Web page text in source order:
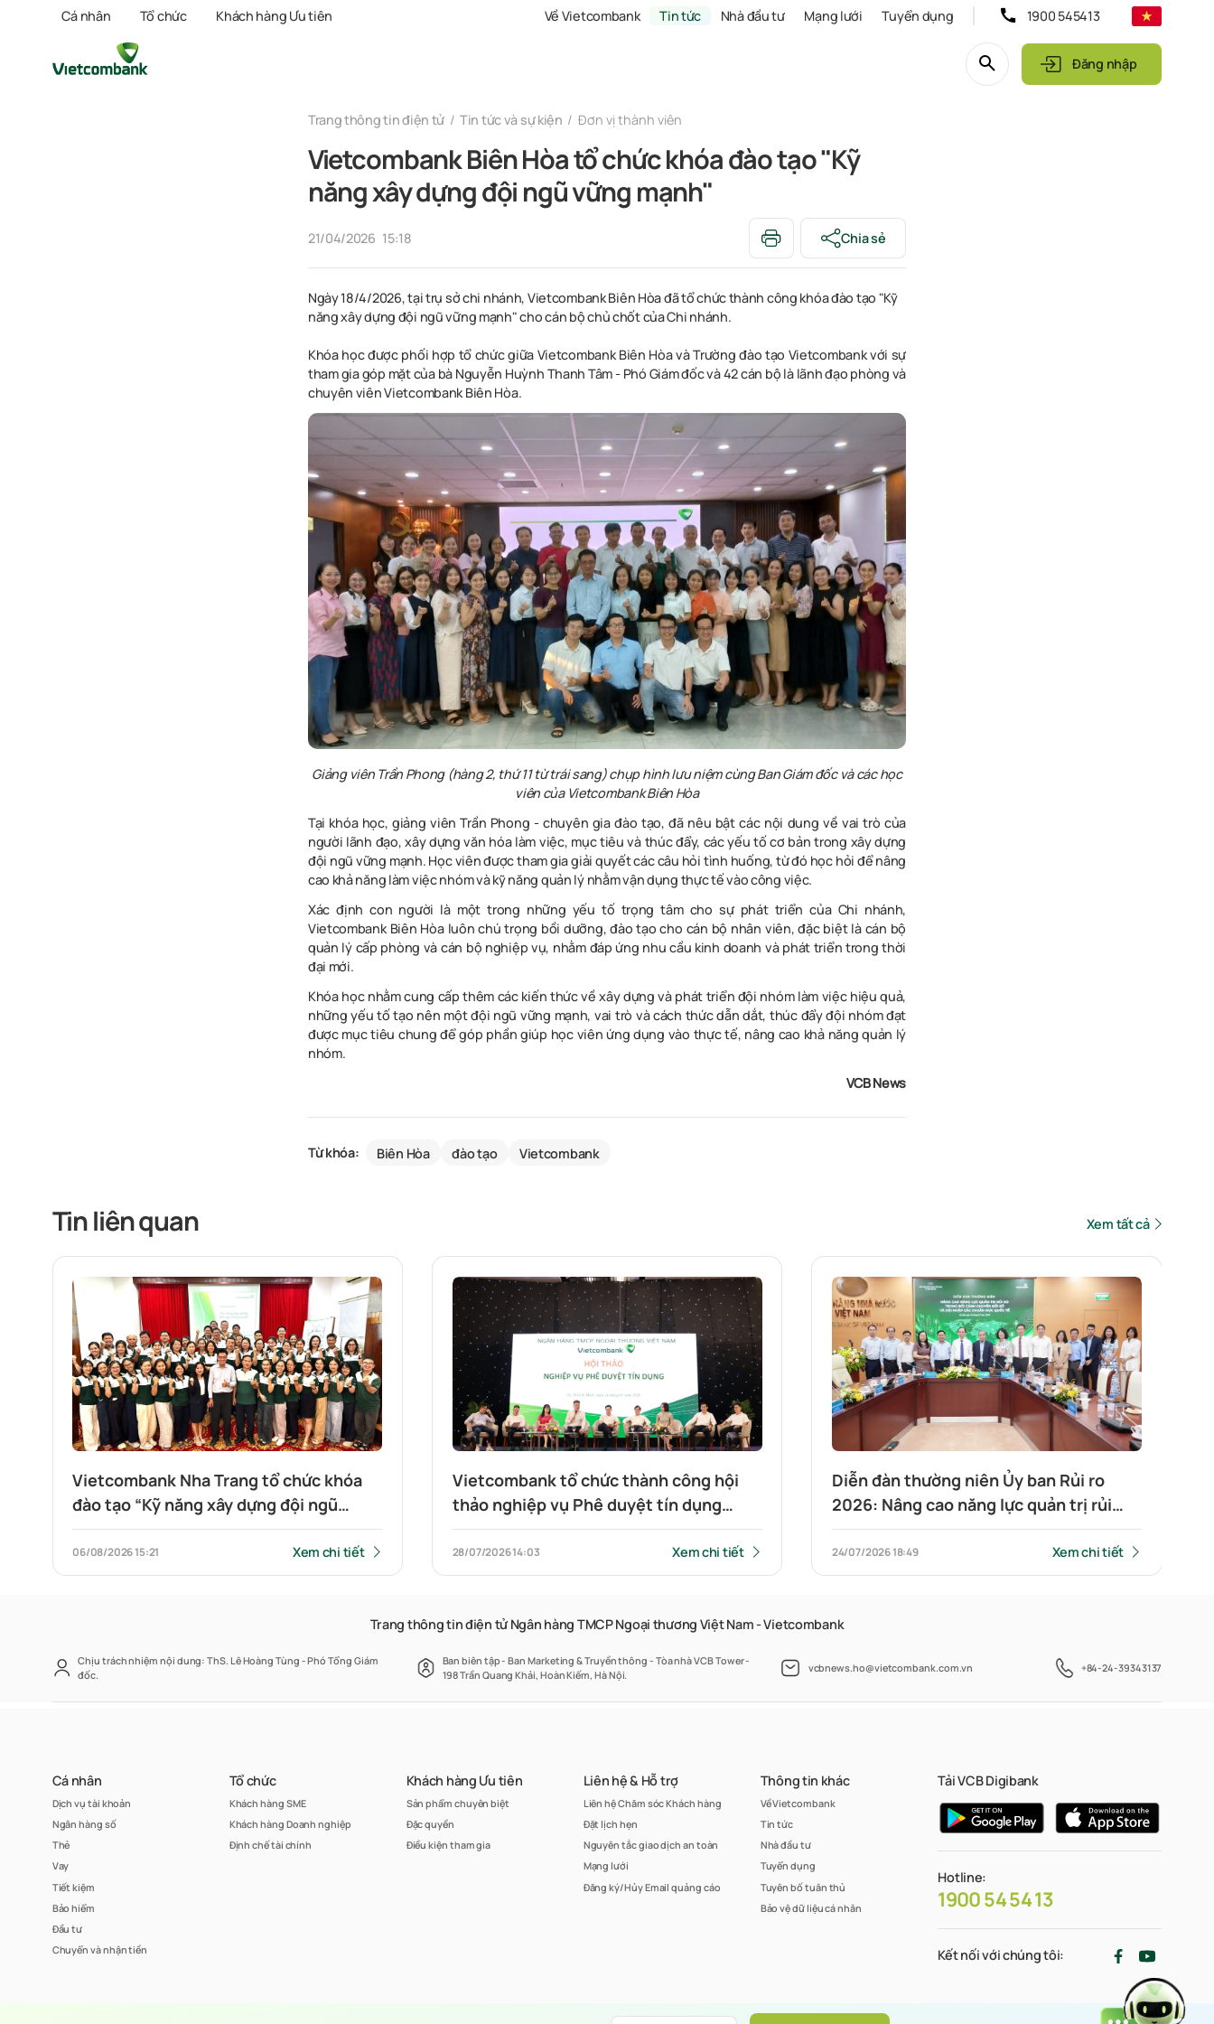
Cá nhân Tổ chức Khách hàng Ưu tiên Về Vietcombank Tin tức Nhà đầu tư Mạng lưới Tuyển dụng 1900 545413
Đăng nhập
Trang thông tin điện tử Tin tức và sự kiện Đơn vị thành viên
Vietcombank Biên Hòa tổ chức khóa đào tạo "Kỹ
năng xây dựng đội ngũ vững mạnh"
21/04/2026 15:18 Chia sẻ
Ngày 18/4/2026, tại trụ sở chi nhánh, Vietcombank Biên Hòa đã tổ chức thành công khóađào tạo "Kỹ
năng xây dựng đội ngũ vững mạnh" cho cán bộ chủ chốt của Chi nhánh.
Khóa học được phối hợp tổ chức giữa Vietcombank Biên Hòa và Trường đào tạo Vietcombank với sự
tham gia góp mặt của bà Nguyễn Huỳnh Thanh Tâm - Phó Giám đốc và 42 cán bộ là lãnh đạo phòng và
chuyên viên Vietcombank Biên Hòa.
Giảng viên Trần Phong (hàng 2, thứ 11 từ trái sang) chụp hình lưu niệm cùng Ban Giám đốc và các học
viên của Vietcombank Biên Hòa
Tại khóa học,giảng viên Trần Phong - chuyên gia đào tạo, đã nêu bật các nội dung về vai trò của
người lãnh đạo, xây dựng văn hóa làm việc, mục tiêu và thúc đẩy, các yếu tố cơ bản trong xây dựng
đội ngũ vững mạnh. Học viên được tham gia giải quyết các câu hỏi tình huống, từ đó học hỏi để nâng
cao khả năng làm việc nhóm và kỹ năng quản lý nhằm vận dụng thực tế vào công việc.
Xác định con người là một trong những yếu tố trọng tâm cho sự phát triển của Chi nhánh,
Vietcombank Biên Hòa luôn chú trọng bồi dưỡng, đào tạo cho cán bộ nhân viên, đặc biệt là cán bộ
quản lý cấp phòng và cán bộ nghiệp vụ, nhằm đáp ứng nhu cầu kinh doanh và phát triển trong thời
đại mới.
Khóa học nhằm cung cấpthêm các kiến thức về xây dựng và phát triển đội nhóm làm việc hiệu quả,
những yếu tố tạo nên một đội ngũ vững mạnh, vai trò và cách thức dẫn dắt, thúc đẩy đội nhóm đạt
được mục tiêu chung để góp phần giúp học viên ứng dụng vào thực tế, nâng cao khả năng quản lý
nhóm.
VCB News
Từ khóa: Biên Hòa đào tạo Vietcombank
Tin liên quan Xem tất cả
Vietcombank Nha Trang tổ chức khóa
đào tạo “Kỹ năng xây dựng đội ngũ
vững mạnh”
06/08/202615:21 Xem chi tiết
Vietcombank tổ chức thành công hội
thảo nghiệp vụ Phê duyệt tín dụng
năm 2026: “Bản lĩnh con người - Sức
mạnh công nghệ”
28/07/202614:03 Xem chi tiết
Diễn đàn thường niên Ủy ban Rủi ro
2026: Nâng cao năng lực quản trị rủi
ro ngân hàng trong bối cảnh chuyển
đổi số và hội nhập các chuẩn mực
quốc tế
24/07/202618:49 Xem chi tiết
Trang thông tin điện tử Ngân hàng TMCP Ngoại thương Việt Nam - Vietcombank
Chịu trách nhiệm nội dung: ThS. Lê Hoàng Tùng - Phó Tổng Giám
đốc.
Ban biên tập - Ban Marketing & Truyền thông - Tòa nhà VCB Tower -
198 Trần Quang Khải, Hoàn Kiếm, Hà Nội.
vcbnews.ho@vietcombank.com.vn +84-24-39343137
Cá nhân
Dịch vụ tài khoản
Ngân hàng số
Thẻ
Vay
Tiết kiệm
Bảo hiểm
Đầu tư
Chuyển và nhận tiền
Tổ chức
Khách hàng SME
Khách hàng Doanh nghiệp
Định chế tài chính
Khách hàng Ưu tiên
Sản phẩm chuyên biệt
Đặc quyền
Điều kiện tham gia
Liên hệ & Hỗ trợ
Liên hệ Chăm sóc Khách hàng
Đặt lịch hẹn
Nguyên tắc giao dịch an toàn
Mạng lưới
Đăng ký/Hủy Email quảng cáo
Thông tin khác
Về Vietcombank
Tin tức
Nhà đầu tư
Tuyển dụng
Tuyên bố tuân thủ
Bảo vệ dữ liệu cá nhân
Tải VCB Digibank
Hotline:
1900 54 54 13
Kết nối với chúng tôi: